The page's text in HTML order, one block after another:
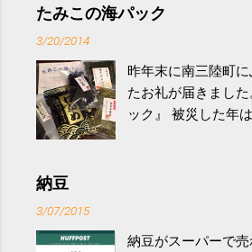
するものだけが運
けると改善する、
研究チームが発表
きるのは、過度の飲
減らなくても効果
波大「減量しなく
たみこの海パック
3/20/2014
昨年末に南三陸町
たお礼が届きまし
ック』 被災した年
が『たみこの海パ
全く考えていなかっ
納豆
3/07/2015
納豆がスーパーで